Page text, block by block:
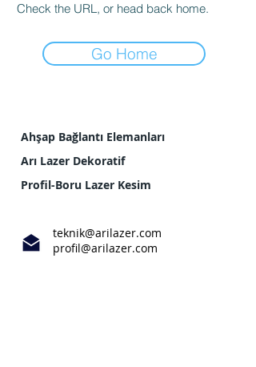
Check the URL, or head back home.
Go Home
Ahşap Bağlantı Elemanları
Arı Lazer Dekoratif
Profil-Boru Lazer Kesim
teknik@arilazer.com
profil@arilazer.com